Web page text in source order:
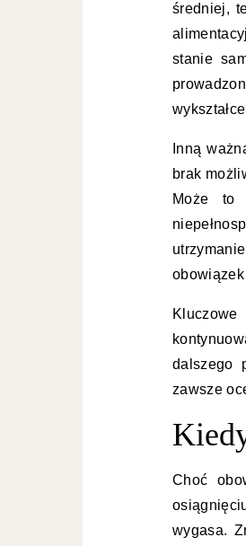
średniej,
stanie
Inną
brak
Może to
dalszego
zawsze
Choć
wygasa.